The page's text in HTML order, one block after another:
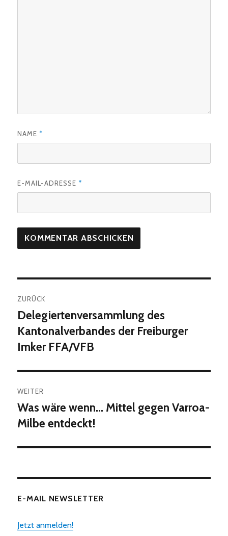
NAME *
E-MAIL-ADRESSE *
ZURÜCK
Vorheriger
Beitrag:
Delegiertenversammlung des
Kantonalverbandes der Freiburger
Imker FFA/VFB
WEITER
Nächster
Beitrag:
Was wäre wenn… Mittel gegen Varroa-
Milbe entdeckt!
E-MAIL NEWSLETTER
Jetzt anmelden!